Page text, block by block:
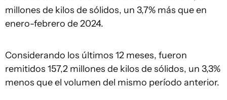
millones de kilos de sólidos, un 3,7% más que en
enero-febrero de 2024.
Considerando los últimos 12 meses, fueron
remitidos 157,2 millones de kilos de sólidos, un 3,3%
menos que el volumen del mismo período anterior.